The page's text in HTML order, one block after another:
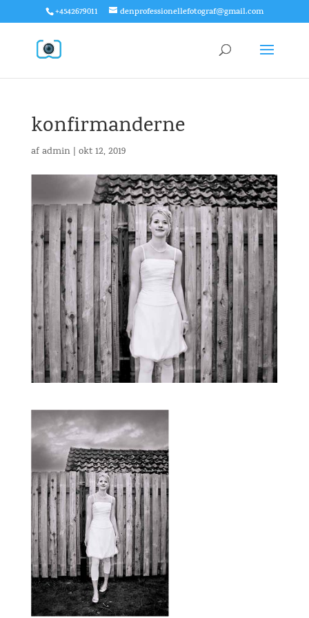
+4542679011 denprofessionellefotograf@gmail.com
konfirmanderne
afadmin| okt 12, 2019